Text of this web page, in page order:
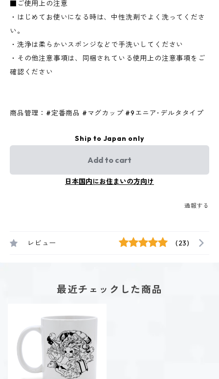
■ご使用上の注意
・はじめてお使いになる時は、中性洗剤でよく洗ってくださ
い。
・洗浄は柔らかいスポンジなどで手洗いしてください
・その他注意事項は、同梱されている使用上の注意事項をご
確認ください
商品管理：#定番商品 #マグカップ #9エニア･デルタタイプ
Ship to Japan only
Add to cart
日本国内にお住まいの方向け
通報する
レビュー (23)
最近チェックした商品